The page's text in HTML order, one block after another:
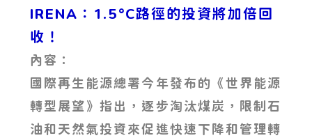
IRENA：1.5°C路徑的投資將加倍回
收！
內容：
國際再生能源總署今年發布的《世界能源
轉型展望》指出，逐步淘汰煤炭，限制石
油和天然氣投資來促進快速下降和管理轉